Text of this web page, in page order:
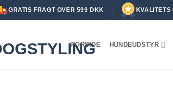
GRATIS FRAGT OVER 599 DKK KVALITETS
FORSIDE HUNDEUDSTYR